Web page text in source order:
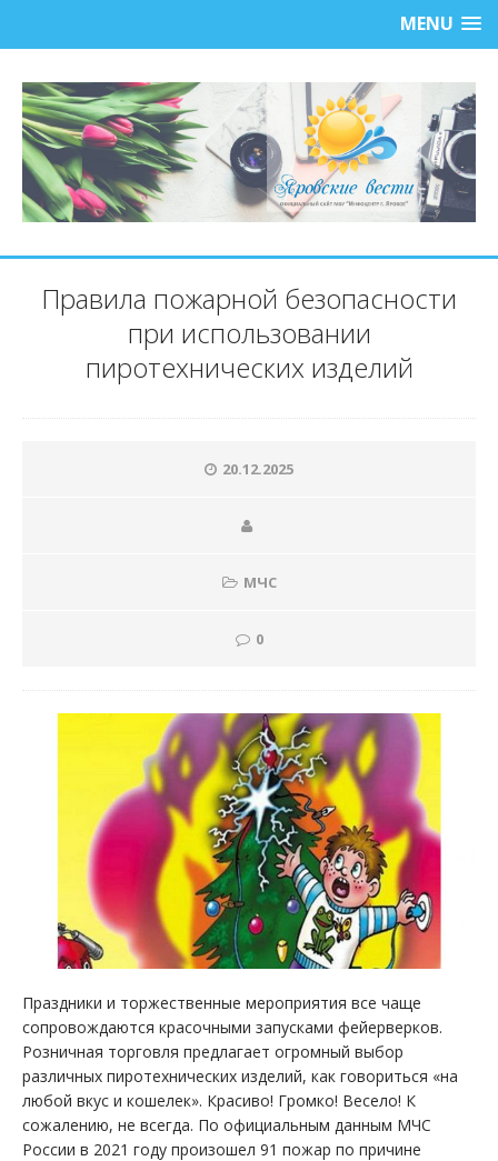
MENU
Правила пожарной безопасности
при использовании
пиротехнических изделий
20.12.2025
МЧС
0
Праздники и торжественные мероприятия все чаще
сопровождаются красочными запусками фейерверков.
Розничная торговля предлагает огромный выбор
различных пиротехнических изделий, как говориться «на
любой вкус и кошелек». Красиво! Громко! Весело! К
сожалению, не всегда. По официальным данным МЧС
России в 2021 году произошел 91 пожар по причине